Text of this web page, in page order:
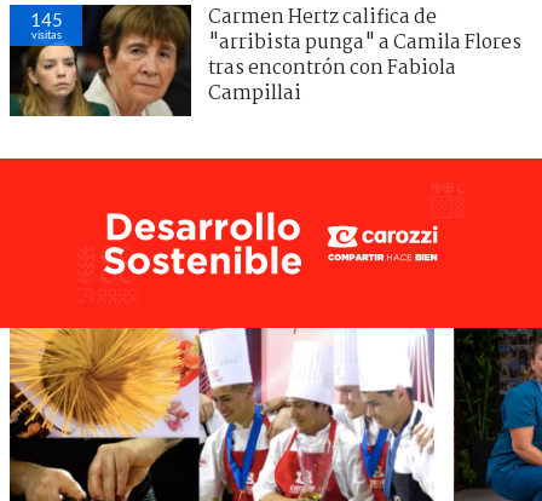
145
visitas
Carmen Hertz califica de
"arribista punga" a Camila Flores
tras encontrón con Fabiola
Campillai